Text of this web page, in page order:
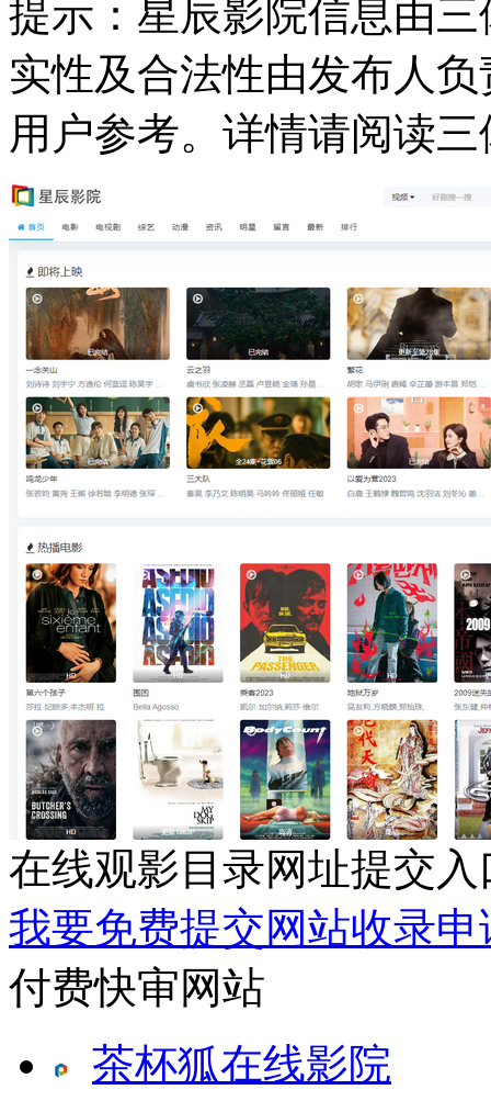
提示： 星辰影院信息由
实性及合法性由发布人
用户参考。详情请阅读
在线观影目录网址提交入
我要免费提交网站收录申
付费快审网站
茶杯狐在线影院